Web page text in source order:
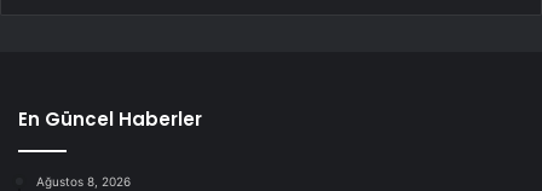
En Güncel Haberler
Ağustos 8, 2026